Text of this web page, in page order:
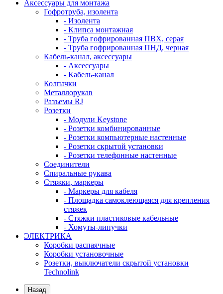
Аксессуары для монтажа
Гофротруба, изолента
- Изолента
- Клипса монтажная
- Труба гофрированная ПВХ, серая
- Труба гофрированная ПНД, черная
Кабель-канал, аксессуары
- Аксессуары
- Кабель-канал
Колпачки
Металлорукав
Разъемы RJ
Розетки
- Модули Keystone
- Розетки комбинированные
- Розетки компьютерные настенные
- Розетки скрытой установки
- Розетки телефонные настенные
Соединители
Спиральные рукава
Стяжки, маркеры
- Маркеры для кабеля
- Площадка самоклеющаяся для крепления
стяжек
- Стяжки пластиковые кабельные
- Хомуты-липучки
ЭЛЕКТРИКА
Коробки распаячные
Коробки установочные
Розетки, выключатели скрытой установки
Technolink
Назад